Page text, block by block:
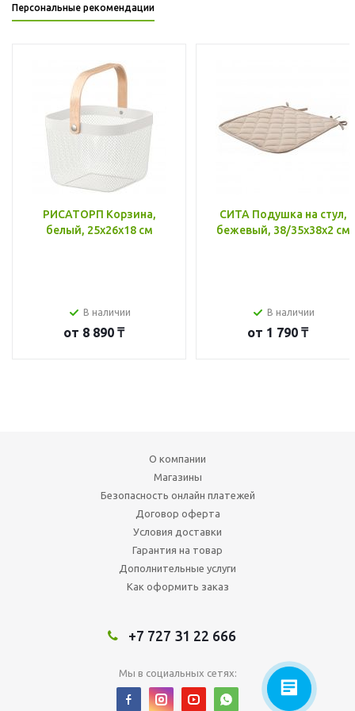
Персональные рекомендации
РИСАТОРП Корзина,
белый, 25x26x18 см
В наличии
от 8 890 ₸
СИТА Подушка на стул,
бежевый, 38/35x38x2 см
В наличии
от 1 790 ₸
О компании
Магазины
Безопасность онлайн платежей
Договор оферта
Условия доставки
Гарантия на товар
Дополнительные услуги
Как оформить заказ
+7 727 31 22 666
Мы в социальных сетях: